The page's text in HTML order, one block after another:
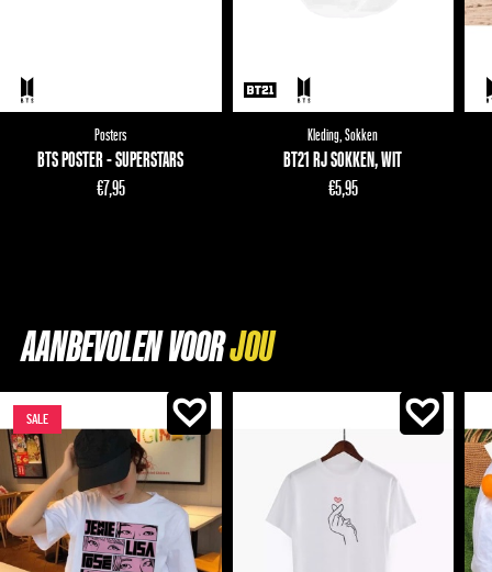
Posters
BTS POSTER - SUPERSTARS
€7,95
Kleding,Sokken
BT21 RJ SOKKEN, WIT
€5,95
AANBEVOLEN VOOR
SALE